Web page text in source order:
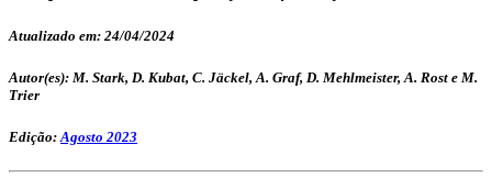
Atualizado em: 24/04/2024
Autor(es): M. Stark, D. Kubat, C. Jäckel, A. Graf, D. Mehlmeister, A. Rost e M.
Trier
Edição: Agosto 2023